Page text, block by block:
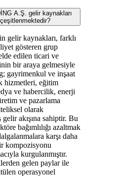
A.Ş. gelir kaynakları
gelir kaynakları, farklı
gösteren grup
edilen ticari ve
bir araya gelmesiyle
gayrimenkul ve inşaat
hizmetleri, eğitim
ve habercilik, enerji
ve pazarlama
olarak
akışına sahiptir. Bu
bağımlılığı azaltmak
karşı daha
kompozisyonu
kurgulanmıştır.
gelen paylar ile
operasyonel